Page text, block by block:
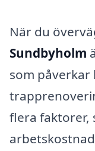
När du
Sundbyholm
som påverkar
flera faktorer,